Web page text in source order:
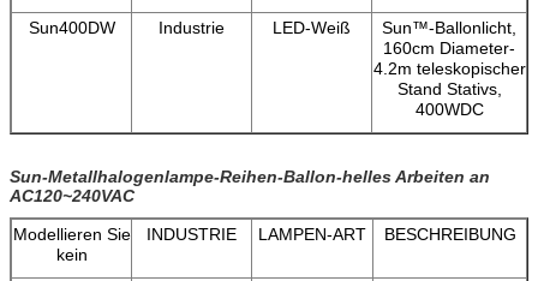
Sun400DW
Industrie LED-Weiß
Sun™-Ballonlicht,
160cm Diameter-
4.2m teleskopischer
Stand Stativs,
400WDC
Sun-Metallhalogenlampe-Reihen-Ballon-helles Arbeiten an
AC120~240VAC
Modellieren Sie
kein
INDUSTRIE LAMPEN-ART BESCHREIBUNG